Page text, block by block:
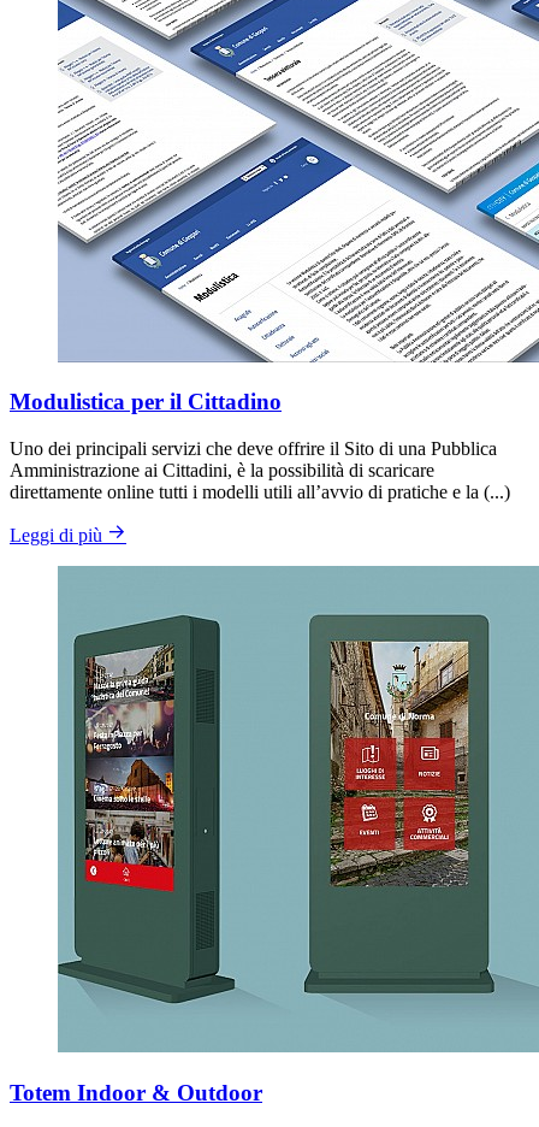
Modulistica per il Cittadino
Uno dei principali servizi che deve offrire il Sito di una Pubblica
Amministrazione ai Cittadini, è la possibilità di scaricare
direttamente online tutti i modelli utili all’avvio di pratiche e la (...)
Leggi di più
Totem Indoor & Outdoor